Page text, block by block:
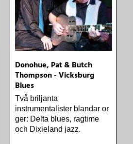
Donohue, Pat & Butch
Thompson - Vicksburg
Blues
Två briljanta
instrumentalister blandar or
ger: Delta blues, ragtime
och Dixieland jazz.